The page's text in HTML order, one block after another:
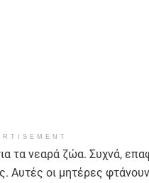
τα νεαρά ζώα. Συχνά,
Αυτές οι μητέρες